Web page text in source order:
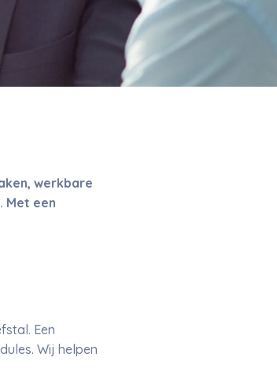
werkbare
Met een
Een
Wij helpen